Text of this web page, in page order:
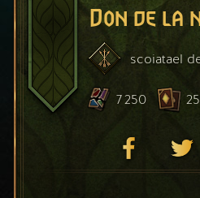
Don de la
scoiatael
7 250 25